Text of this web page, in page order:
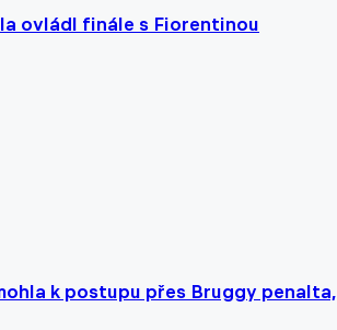
ovládl finále s Fiorentinou
k postupu přes Bruggy penalta,